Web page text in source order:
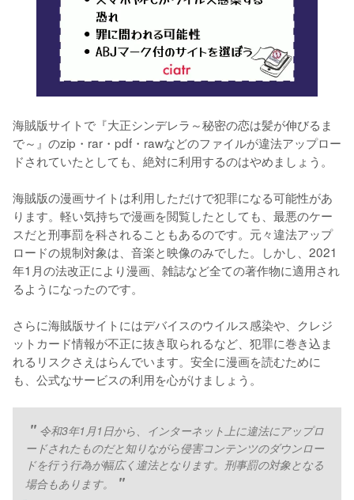
海賊版サイトで『大正シンデレラ～秘密の恋は髪が伸びるま
で～』のzip・rar・pdf・rawなどのファイルが違法アップロー
ドされていたとしても、絶対に利用するのはやめましょう。
海賊版の漫画サイトは利用しただけで犯罪になる可能性があ
ります。軽い気持ちで漫画を閲覧したとしても、最悪のケー
スだと刑事罰を科されることもあるのです。元々違法アップ
ロードの規制対象は、音楽と映像のみでした。しかし、2021
年1月の法改正により漫画、雑誌など全ての著作物に適用され
るようになったのです。
さらに海賊版サイトにはデバイスのウイルス感染や、クレジ
ットカード情報が不正に抜き取られるなど、犯罪に巻き込ま
れるリスクさえはらんでいます。安全に漫画を読むために
も、公式なサービスの利用を心がけましょう。
令和3年1月1日から、インターネット上に違法にアップロ
ードされたものだと知りながら侵害コンテンツのダウンロー
ドを行う行為が幅広く違法となります。刑事罰の対象となる
場合もあります。